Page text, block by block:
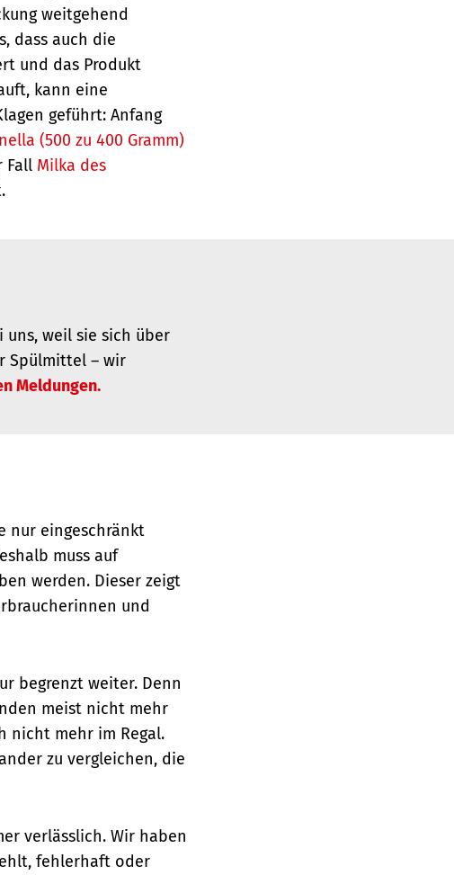
weitgehend
dass auch die
und das Produkt
kann eine
geführt: Anfang
(500 zu 400 Gramm)
Fall Milka des
weil sie sich über
Spülmittel – wir
Meldungen.
nur eingeschränkt
muss auf
werden. Dieser zeigt
und
begrenzt weiter. Denn
meist nicht mehr
nicht mehr im Regal.
zu vergleichen, die
verlässlich. Wir haben
fehlerhaft oder